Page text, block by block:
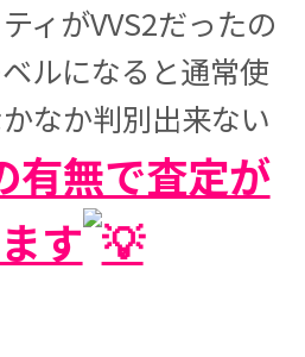
ィがVVS2だったの
ルになると通常使
なか判別出来ない
有無で査定が
す